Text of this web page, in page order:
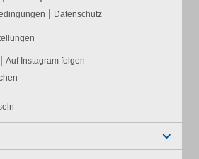
| Datenschutz
| Auf Instagram folgen